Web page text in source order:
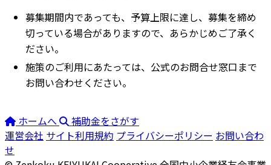
募集期間内であっても、予算上限に達し、募集を締め
切っている場合がありますので、あらかじめご了承く
ださい。
施策のご利用にあたっては、公式のお問合せ窓口まで
お問い合わせください。
ホームへ
補助金をさがす
運営会社 サイト利用規約 プライバシーポリシー お問い合わ
せ